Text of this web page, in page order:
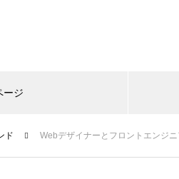
ージ
ド Webデザイナーとフロントエンジ